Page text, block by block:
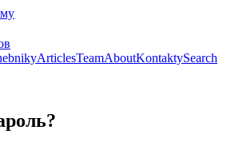
ArticlesTeamAboutKontaktySearch